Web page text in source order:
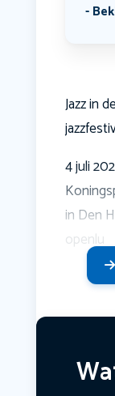
Jazz in
4 juli
in Den
openlu